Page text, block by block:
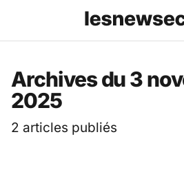
Les
Archives du 3
2025
2 articles publiés